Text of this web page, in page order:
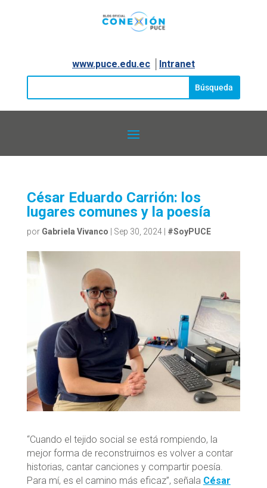
www.puce.edu.ec│ Intranet
César Eduardo Carrión: los
lugares comunes y la poesía
por Gabriela Vivanco Sep 30, 2024| #SoyPUCE
“Cuando el tejido social se está rompiendo, la
mejor forma de reconstruirnos es volver a contar
historias, cantar canciones y compartir poesía.
Para mí, es el camino más eficaz”, señala César